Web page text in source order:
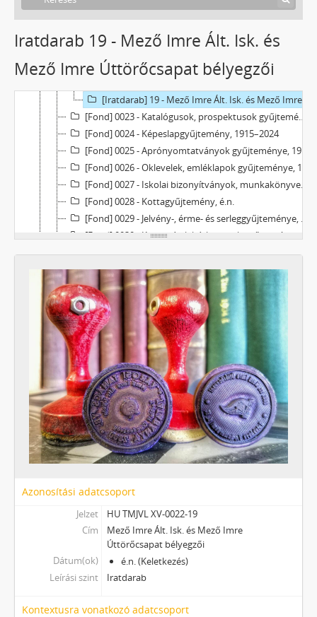
Iratdarab 19 - Mező Imre Ált. Isk. és
Mező Imre Úttörőcsapat bélyegzői
[Fond] 0011 - Tatabánya város tervtára, 1950–2000
[Fond] 0021 - Pecsétmásolatok gyűjteménye, é.n.
[Fond] 0022 - Pecsétnyomók, bélyegzők gyűjteménye, é.n.
[Iratdarab] 6 - "Komárom-Esztergom Megye Önkormányzati Hivatala Bélyeggyűjtő Egyesülete Tatabánya" bélyegzője, é.n.
[Iratdarab] 19 - Mező Imre Ált. Isk. és Mező Imre Úttörőcsapat bélyegzői, é.n.
[Fond] 0023 - Katalógusok, prospektusok gyűjteménye, 1949–2012
[Fond] 0024 - Képeslapgyűjtemény, 1915–2024
[Fond] 0025 - Aprónyomtatványok gyűjteménye, 1940–2024
[Fond] 0026 - Oklevelek, emléklapok gyűjteménye, 1945–2023
[Fond] 0027 - Iskolai bizonyítványok, munkakönyvek, tagsági könyvek gyűjteménye, 1913–1998
[Fond] 0028 - Kottagyűjtemény, é.n.
[Fond] 0029 - Jelvény-, érme- és serleggyűjteménye, é.n.
[Fond] 0030 - Könyvtári leltárkönyvek gyűjteménye, 1993–2018
[Fond] 0031 - Fotótár, 1910–2024
[Fond] 0032 - Mikrofilmtár, 1947–ig
[Fond] 0033 - Xeroxmásolatok gyűjteménye, 1223–1954
[Fond] 0034 - Diatár, é.n.
[Fond] 0035 - Mozgófilmek gyűjteménye (86 tekercs), é.n.
[Fond] 0041 - Helyi eseményekre vonatkozü dokumentumok gyűjteménye, 1768–2016
[Fond] 0042 - Hangszalagok gyűjteménye, é.n.
[Fond] 0043 - CD-k, DVD-k gyűjteménye (51 db), 2002–2011
[Fond] 0044 - Tatabánya Megyei Jogú Város díszpolgárainak gyűjteménye, 1992–2010
[Fond] 0045 - Kézirattár (139 db), 1930–2006
[Fond] 0046 - Bánfi József rajztanár gyűjteménye, 1998–2009
[Fond] 0061 - Kiadványokkal kapcsolatos segédanyagok gyűjteménye, 2002–2011
[Fond] 0062 - Levéltári kiállítások dokumentumai, 1992–2002
[Fond] 0076 - Választásokkal kapcsolatos nyomtatványok gyűjteménye, 1848–2010
[Fond] 0078 - Plakátgyűjtemény, 1892–2024
[Fond] 0079 - Centrum Áruház gyűjteménye, 1950–1992
[Fond] 0080 - Római katolikus anyakönyvek másodpéldányainak gyűjteménye, 1851–1895
[fondfőcsoport] XVII - Néphatalmi és különleges feladatokra létrejött bizottságok, 1945 - 1949
[fondfőcsoport] XXIV - Az államigazgatás területi szervei, 1899 - 2002
Azonosítási adatcsoport
Jelzet
HU TMJVL XV-0022-19
Cím
Mező Imre Ált. Isk. és Mező Imre
Úttörőcsapat bélyegzői
Dátum(ok)
é.n. (Keletkezés)
Leírási szint
Iratdarab
Kontextusra vonatkozó adatcsoport